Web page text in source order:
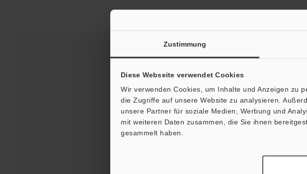
Zustimmung
Diese Webseite verwendet Cookies
Wir verwenden Cookies, um Inhalte und Anzeigen zu
die Zugriffe auf unsere Website zu analysieren.
unsere Partner für soziale Medien, Werbung und
mit weiteren Daten zusammen, die Sie ihnen
gesammelt haben.
Broschüre
Technische Leitfäden